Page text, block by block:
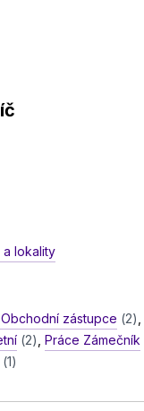
lokality
zástupce (2)
(2) ,Práce Zámečník
(1)